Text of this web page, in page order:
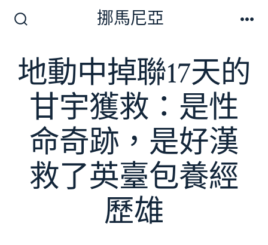
切
換
開
挪馬尼亞
地動中掉聯17天的
甘宇獲救：是性
命奇跡，是好漢
救了英臺包養經
歷雄